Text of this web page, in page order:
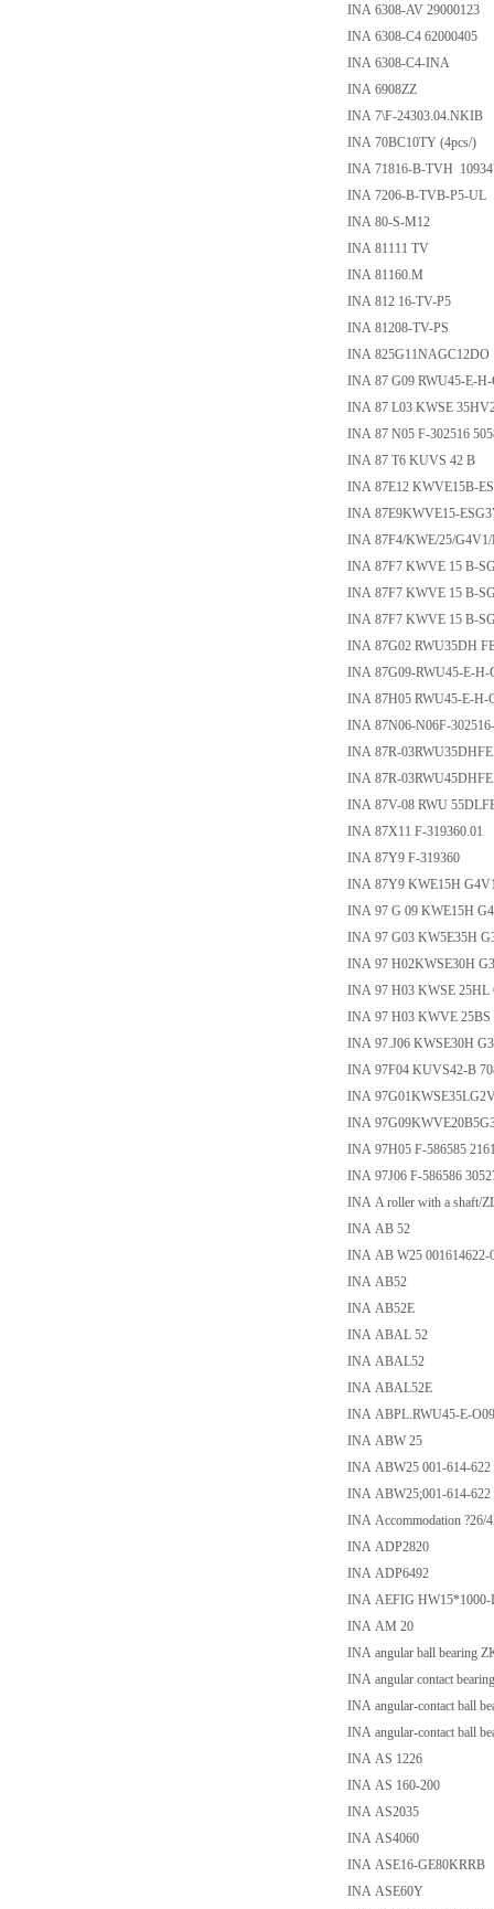
INA 6308-AV 29000123
INA 6308-C4 62000405
INA 6308-C4-INA
INA 6908ZZ
INA 7\F-24303.04.NKIB
INA 70BC10TY (4pcs/)
INA 71816-B-TVH
INA 7206-B-TVB-P5-UL
INA 80-S-M12
INA 81111 TV
INA 81160.M
INA 812 16-TV-P5
INA 81208-TV-PS
INA 825G11NAGC12DO
INA 87 G09 RWU45-E-
INA 87 L03 KWSE
INA 87 N05 F-302516
INA 87 T6 KUVS 42 B
INA 87E12 KWVE15B-
INA 87E9KWVE15-
INA 87F4/KWE/25/G4V1/
INA 87F7 KWVE 15 B-
INA 87F7 KWVE 15 B-
INA 87F7 KWVE 15 B-
INA 87G02 RWU35DH
INA 87G09-RWU45-E-H-
INA 87H05 RWU45-E-H-
INA 87N06-N06F-
INA 87R-03RWU35DHFE
INA 87R-03RWU45DHFE
INA 87V-08 RWU
INA 87X11 F-319360.01
INA 87Y9 F-319360
INA 87Y9 KWE15H
INA 97 G 09 KWE15H
INA 97 G03 KW5E35H
INA 97 H02KWSE30H
INA 97 H03 KWSE
INA 97 H03 KWVE 25BS
INA 97.J06 KWSE30H
INA 97F04 KUVS42-B
INA
INA
INA 97H05 F-586585
INA 97J06 F-586586
INA A roller with a shaft/
INA AB 52
INA AB W25 001614622-
INA AB52
INA AB52E
INA ABAL 52
INA ABAL52
INA ABAL52E
INA ABPL.RWU45-E-
INA ABW 25
INA ABW25 001-614-622
INA ABW25;001-614-622
INA Accommodation
INA ADP2820
INA ADP6492
INA AEFIG
INA AM 20
INA angular ball bearing
INA angular contact
INA angular-contact ball
INA angular-contact ball
INA AS 1226
INA AS 160-200
INA AS2035
INA AS4060
INA ASE16-GE80KRRB
INA ASE60Y